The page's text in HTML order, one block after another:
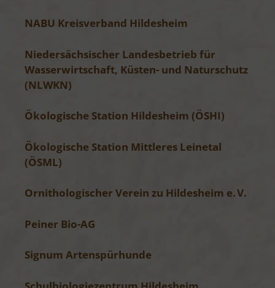
NABU Kreisverband Hildesheim
Niedersächsischer Landesbetrieb für
Wasserwirtschaft, Küsten- und Naturschutz
(NLWKN)
Ökologische Station Hildesheim (ÖSHI)
Ökologische Station Mittleres Leinetal
(ÖSML)
Ornithologischer Verein zu Hildesheim e. V.
Peiner Bio-AG
Signum Artenspürhunde